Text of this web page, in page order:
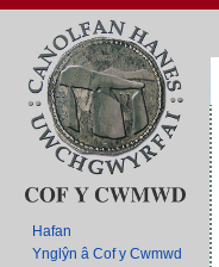
Hafan
Ynglŷn â Cof y Cwmwd